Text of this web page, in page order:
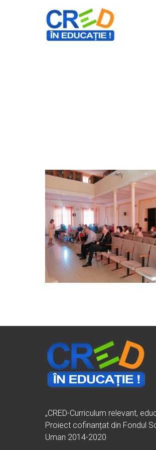
„CRED-Curriculum relevant,
Proiect cofinanțat din Fondul
Uman 2014-2020